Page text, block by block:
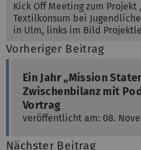
Kick Off Meeting zum
Textilkonsum bei
in Ulm, links im Bild
Vorheriger Beitrag
Ein Jahr „Mission
Zwischenbilanz mit
Vortrag
veröffentlicht am: 08.
Nächster Beitrag